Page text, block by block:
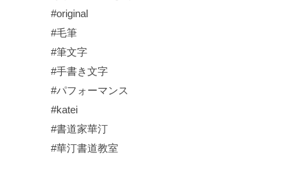
#original
#毛筆
#筆文字
#手書き文字
#パフォーマンス
#katei
#書道家華汀
#華汀書道教室